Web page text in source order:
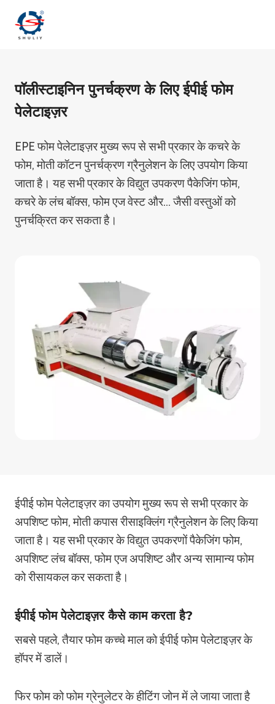
पॉलीस्टाइनिन पुनर्चक्रण के लिए ईपीई फोम
पेलेटाइज़र
EPE फोम पेलेटाइज़र मुख्य रूप से सभी प्रकार के कचरे के
फोम, मोती कॉटन पुनर्चक्रण ग्रैनुलेशन के लिए उपयोग किया
जाता है। यह सभी प्रकार के विद्युत उपकरण पैकेजिंग फोम,
कचरे के लंच बॉक्स, फोम एज वेस्ट और… जैसी वस्तुओं को
पुनर्चक्रित कर सकता है।
ईपीई फोम पेलेटाइज़र का उपयोग मुख्य रूप से सभी प्रकार के
अपशिष्ट फोम, मोती कपास रीसाइक्लिंग ग्रैनुलेशन के लिए किया
जाता है। यह सभी प्रकार के विद्युत उपकरणों पैकेजिंग फोम,
अपशिष्ट लंच बॉक्स, फोम एज अपशिष्ट और अन्य सामान्य फोम
को रीसायकल कर सकता है।
ईपीई फोम पेलेटाइज़र कैसे काम करता है?
सबसे पहले, तैयार फोम कच्चे माल को ईपीई फोम पेलेटाइज़र के
हॉपर में डालें।
फिर फोम को फोम ग्रेनुलेटर के हीटिंग जोन में ले जाया जाता है